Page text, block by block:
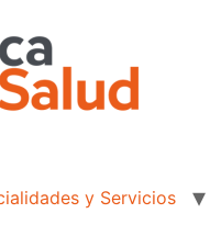
y Servicios